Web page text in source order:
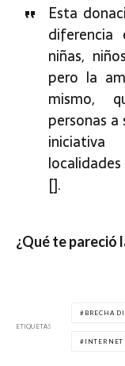
Esta
niñas,
pero la
mismo,
personas
[].
¿Qué te pareció
ETIQUETAS
BRECHA
INTERNET